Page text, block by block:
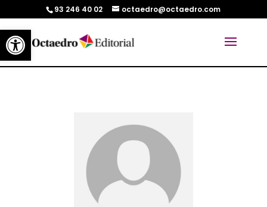
Abrir barra de herramientas
93 246 40 02 octaedro@octaedro.com